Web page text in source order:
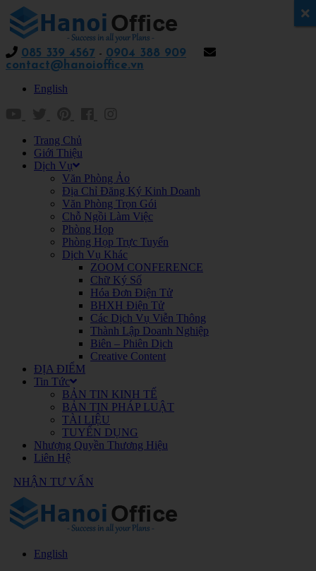
085 339 4567 - 0904 388 909
contact@hanoioffice.vn
English
Trang Chủ
Giới Thiệu
Dịch Vụ
Văn Phòng Ảo
Địa Chỉ Đăng Ký Kinh Doanh
Văn Phòng Trọn Gói
Chỗ Ngồi Làm Việc
Phòng Họp
Phòng Họp Trực Tuyến
Dịch Vụ Khác
ZOOM CONFERENCE
Chữ Ký Số
Hóa Đơn Điện Tử
BHXH Điện Tử
Các Dịch Vụ Viễn Thông
Thành Lập Doanh Nghiệp
Biên – Phiên Dịch
Creative Content
ĐỊA ĐIỂM
Tin Tức
BẢN TIN KINH TẾ
BẢN TIN PHÁP LUẬT
TÀI LIỆU
TUYỂN DỤNG
Nhượng Quyền Thương Hiệu
Liên Hệ
NHẬN TƯ VẤN
English
x